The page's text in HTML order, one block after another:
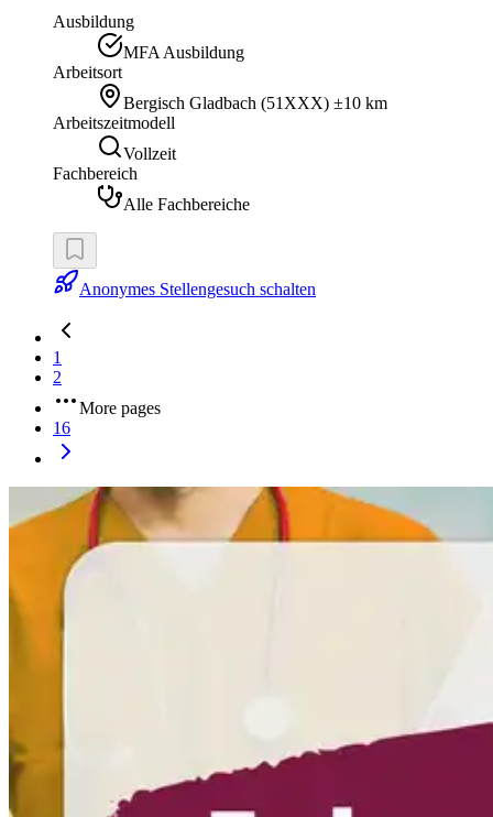
Ausbildung
MFA Ausbildung
Arbeitsort
Bergisch Gladbach (51XXX) ±10 km
Arbeitszeitmodell
Vollzeit
Fachbereich
Alle Fachbereiche
Anonymes Stellengesuch schalten
1
2
More pages
16